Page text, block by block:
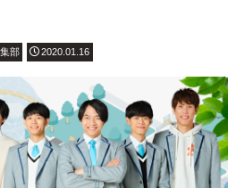
部 2020.01.16